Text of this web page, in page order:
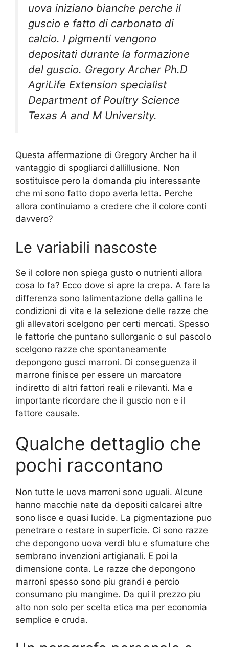
uova iniziano bianche perche il
guscio e fatto di carbonato di
calcio. I pigmenti vengono
depositati durante la formazione
del guscio. Gregory Archer Ph.D
AgriLife Extension specialist
Department of Poultry Science
Texas A and M University.
Questa affermazione di Gregory Archer ha il
vantaggio di spogliarci dallillusione. Non
sostituisce pero la domanda piu interessante
che mi sono fatto dopo averla letta. Perche
allora continuiamo a credere che il colore conti
davvero?
Le variabili nascoste
Se il colore non spiega gusto o nutrienti allora
cosa lo fa? Ecco dove si apre la crepa. A fare la
differenza sono lalimentazione della gallina le
condizioni di vita e la selezione delle razze che
gli allevatori scelgono per certi mercati. Spesso
le fattorie che puntano sullorganic o sul pascolo
scelgono razze che spontaneamente
depongono gusci marroni. Di conseguenza il
marrone finisce per essere un marcatore
indiretto di altri fattori reali e rilevanti. Ma e
importante ricordare che il guscio non e il
fattore causale.
Qualche dettaglio che
pochi raccontano
Non tutte le uova marroni sono uguali. Alcune
hanno macchie nate da depositi calcarei altre
sono lisce e quasi lucide. La pigmentazione puo
penetrare o restare in superficie. Ci sono razze
che depongono uova verdi blu e sfumature che
sembrano invenzioni artigianali. E poi la
dimensione conta. Le razze che depongono
marroni spesso sono piu grandi e percio
consumano piu mangime. Da qui il prezzo piu
alto non solo per scelta etica ma per economia
semplice e cruda.